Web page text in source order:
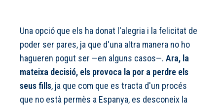
Una opció que els ha donat l'alegria i la felicitat de
poder ser pares, ja que d'una altra manera no ho
hagueren pogut ser —en alguns casos—. Ara, la
mateixa decisió, els provoca la por a perdre els
seus fills, ja que com que es tracta d'un procés
que no està permès a Espanya, es desconeix la